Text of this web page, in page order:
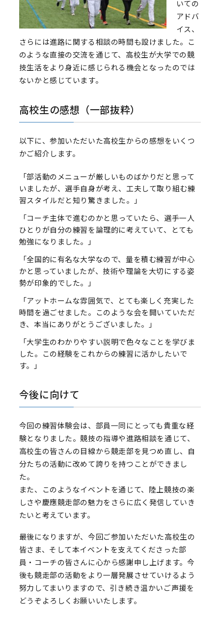
いての
アドバ
イス、
さらには進路に関する相談の時間も設けました。こ
のような直接の交流を通じて、高校生が大学での競
技生活をより身近に感じられる機会となったのでは
ないかと感じています。
高校生の感想（一部抜粋）
以下に、参加いただいた高校生からの感想をいくつ
かご紹介します。
「部活動のメニューが厳しいものばかりだと思って
いましたが、選手自身が考え、工夫して取り組む練
習スタイルだと知り驚きました。」
「コーチ主体で進むのかと思っていたら、選手一人
ひとりが自分の練習を論理的に考えていて、とても
勉強になりました。」
「全国的に有名な大学なので、量を積む練習が中心
かと思っていましたが、技術や理論を大切にする姿
勢が印象的でした。」
「アットホームな雰囲気で、とても楽しく充実した
時間を過ごせました。このような会を開いていただ
き、本当にありがとうございました。」
「大学生のわかりやすい説明で色々なことを学びま
した。この経験をこれからの練習に活かしたいで
す。」
今後に向けて
今回の練習体験会は、部員一同にとっても貴重な経
験となりました。競技の指導や進路相談を通じて、
高校生の皆さんの目線から競走部を見つめ直し、自
分たちの活動に改めて誇りを持つことができまし
た。
また、このようなイベントを通じて、陸上競技の楽
しさや慶應競走部の魅力をさらに広く発信していき
たいと考えています。
最後になりますが、今回ご参加いただいた高校生の
皆さま、そして本イベントを支えてくださった部
員・コーチの皆さんに心から感謝申し上げます。今
後も競走部の活動をより一層発展させていけるよう
努力してまいりますので、引き続き温かいご声援を
どうぞよろしくお願いいたします。